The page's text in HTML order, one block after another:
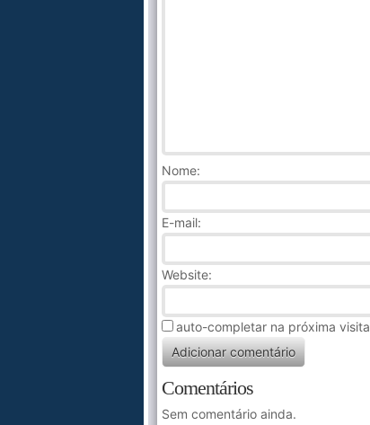
Nome:
E-mail:
Website:
auto-completar na próxima visita
Comentários
Sem comentário ainda.